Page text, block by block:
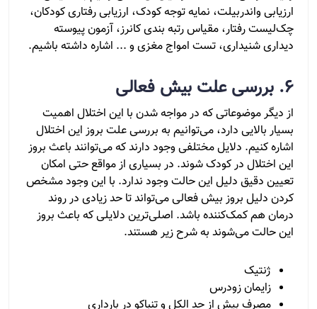
ارزیابی واندربیلت، نمایه توجه کودک، ارزیابی رفتاری کودکان،
چک‌لیست رفتار، مقیاس رتبه بندی کانرز، آزمون پیوسته
دیداری شنیداری، تست امواج مغزی و ... اشاره داشته باشیم.
6. بررسی علت بیش فعالی
از دیگر موضوعاتی که در مواجه شدن با این اختلال اهمیت
بسیار بالایی دارد، می‌توانیم به بررسی علت بروز این اختلال
اشاره کنیم. دلایل مختلفی وجود دارند که می‌توانند باعث بروز
این اختلال در کودک شوند. در بسیاری از مواقع حتی امکان
تعیین دقیق دلیل این حالت وجود ندارد. با این وجود مشخص
کردن دلیل بروز بیش فعالی می‌تواند تا حد زیادی در روند
درمان هم کمک‌کننده باشد. اصلی‌ترین دلایلی که باعث بروز
این حالت می‌شوند به شرح زیر هستند.
ژنتیک
زایمان زودرس
مصرف بیش از حد الکل و تنباکو در بارداری